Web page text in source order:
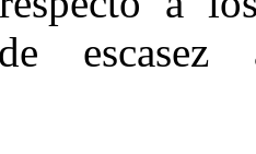
escasez